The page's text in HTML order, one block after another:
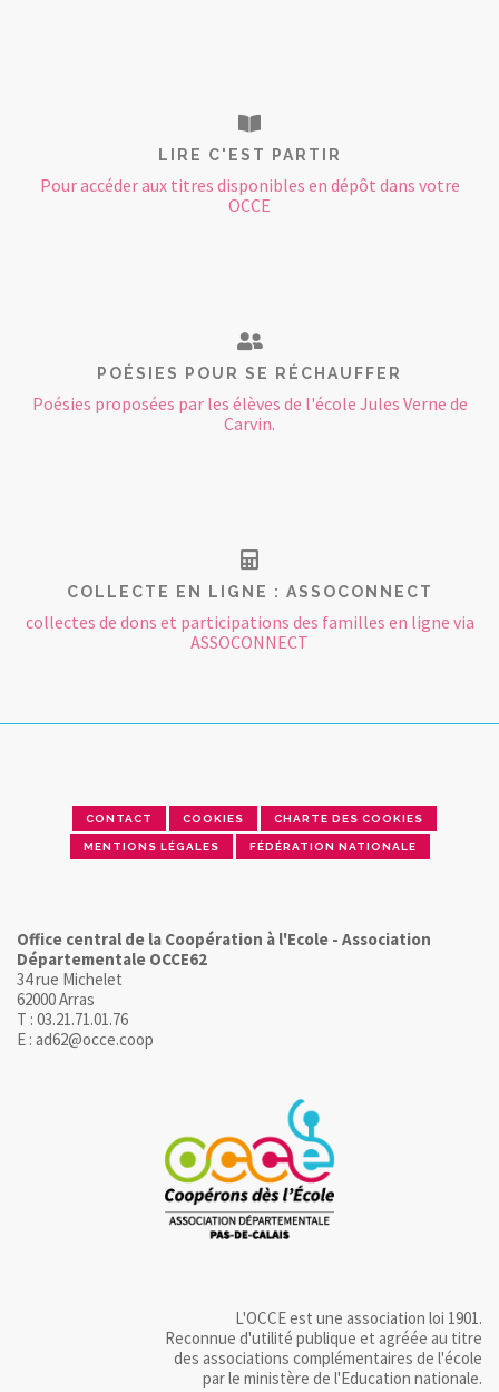
LIRE C'EST PARTIR
Pour accéder aux titres disponibles en dépôt dans votre
OCCE
POÉSIES POUR SE RÉCHAUFFER
Poésies proposées par les élèves de l'école Jules Verne de
Carvin.
COLLECTE EN LIGNE : ASSOCONNECT
collectes de dons et participations des familles en ligne via
ASSOCONNECT
CONTACT COOKIES CHARTE DES COOKIES
MENTIONS LÉGALES FÉDÉRATION NATIONALE
Office central de la Coopération à l'Ecole - Association
Départementale OCCE62
34 rue Michelet
62000 Arras
T : 03.21.71.01.76
E : ad62@occe.coop
L'OCCE est une association loi 1901.
Reconnue d'utilité publique et agréée au titre
des associations complémentaires de l'école
par le ministère de l'Education nationale.